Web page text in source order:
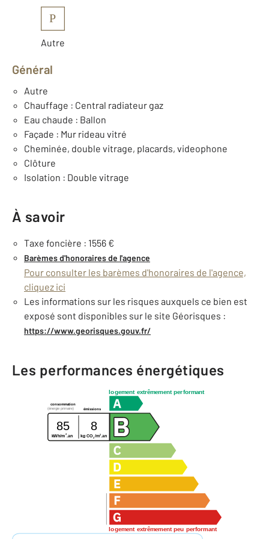
P
Autre
Général
Autre
Chauffage : Central radiateur gaz
Eau chaude : Ballon
Façade : Mur rideau vitré
Cheminée, double vitrage, placards, videophone
Clôture
Isolation : Double vitrage
À savoir
Taxe foncière : 1556 €
Barèmes d'honoraires de l'agence
Pour consulter les barèmes d'honoraires de l'agence,
cliquez ici
Les informations sur les risques auxquels ce bien est
exposé sont disponibles sur le site Géorisques :
https://www.georisques.gouv.fr/
Les performances énergétiques
logement extrêmement performant
logement extrêmement peu performant
consommation
émissions
(énergie primaire)
85 8
kWh/m 2.an kg CO2/m2.an